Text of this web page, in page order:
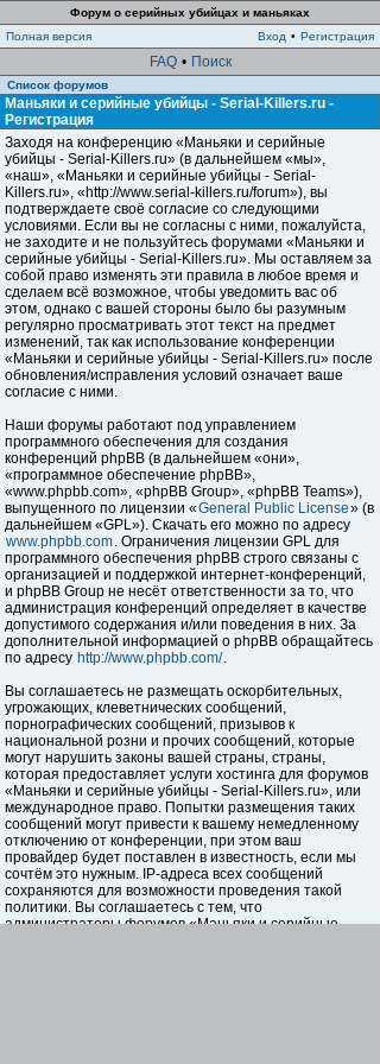
Форум о серийных убийцах и маньяках
Полная версия
Вход • Регистрация
FAQ • Поиск
Список форумов
Маньяки и серийные убийцы - Serial-Killers.ru -
Регистрация
Заходя на конференцию «Маньяки и серийные
убийцы - Serial-Killers.ru» (в дальнейшем «мы»,
«наш», «Маньяки и серийные убийцы - Serial-
Killers.ru», «http://www.serial-killers.ru/forum»), вы
подтверждаете своё согласие со следующими
условиями. Если вы не согласны с ними, пожалуйста,
не заходите и не пользуйтесь форумами «Маньяки и
серийные убийцы - Serial-Killers.ru». Мы оставляем за
собой право изменять эти правила в любое время и
сделаем всё возможное, чтобы уведомить вас об
этом, однако с вашей стороны было бы разумным
регулярно просматривать этот текст на предмет
изменений, так как использование конференции
«Маньяки и серийные убийцы - Serial-Killers.ru» после
обновления/исправления условий означает ваше
согласие с ними.
Наши форумы работают под управлением
программного обеспечения для создания
конференций phpBB (в дальнейшем «они»,
«программное обеспечение phpBB»,
«www.phpbb.com», «phpBB Group», «phpBB Teams»),
выпущенного по лицензии «General Public License» (в
дальнейшем «GPL»). Скачать его можно по адресу
www.phpbb.com. Ограничения лицензии GPL для
программного обеспечения phpBB строго связаны с
организацией и поддержкой интернет-конференций,
и phpBB Group не несёт ответственности за то, что
администрация конференций определяет в качестве
допустимого содержания и/или поведения в них. За
дополнительной информацией о phpBB обращайтесь
по адресу http://www.phpbb.com/.
Вы соглашаетесь не размещать оскорбительных,
угрожающих, клеветнических сообщений,
порнографических сообщений, призывов к
национальной розни и прочих сообщений, которые
могут нарушить законы вашей страны, страны,
которая предоставляет услуги хостинга для форумов
«Маньяки и серийные убийцы - Serial-Killers.ru», или
международное право. Попытки размещения таких
сообщений могут привести к вашему немедленному
отключению от конференции, при этом ваш
провайдер будет поставлен в известность, если мы
сочтём это нужным. IP-адреса всех сообщений
сохраняются для возможности проведения такой
политики. Вы соглашаетесь с тем, что
администраторы форумов «Маньяки и серийные